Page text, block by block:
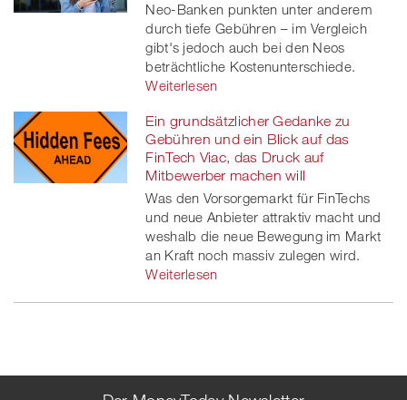
Neo-Banken punkten unter anderem
durch tiefe Gebühren – im Vergleich
gibt's jedoch auch bei den Neos
beträchtliche Kostenunterschiede.
Weiterlesen
Ein grundsätzlicher Gedanke zu
Gebühren und ein Blick auf das
FinTech Viac, das Druck auf
Mitbewerber machen will
Was den Vorsorgemarkt für FinTechs
und neue Anbieter attraktiv macht und
weshalb die neue Bewegung im Markt
an Kraft noch massiv zulegen wird.
Weiterlesen